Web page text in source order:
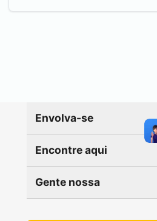
Envolva-se
Encontre aqui
Gente nossa